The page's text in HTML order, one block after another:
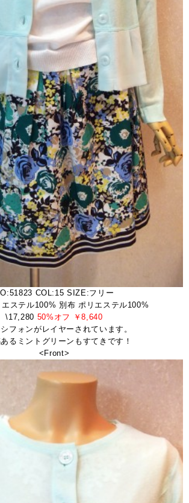
COL:15 SIZE:フリー
ステル100% 別布 ポリエステル100%
\17,280 50%オフ ￥8,640
フォンがレイヤーされています。
るミントグリーンもすてきです！
<Front>